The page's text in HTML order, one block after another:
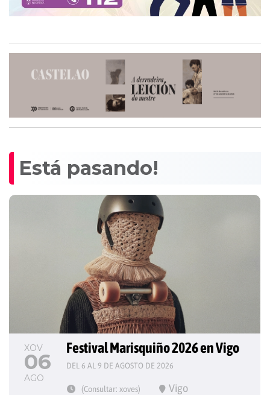
Está pasando!
XOV
06
AGO
Festival Marisquiño 2026 en Vigo
DEL 6 AL 9 DE AGOSTO DE 2026
(Consultar: xoves) Vigo